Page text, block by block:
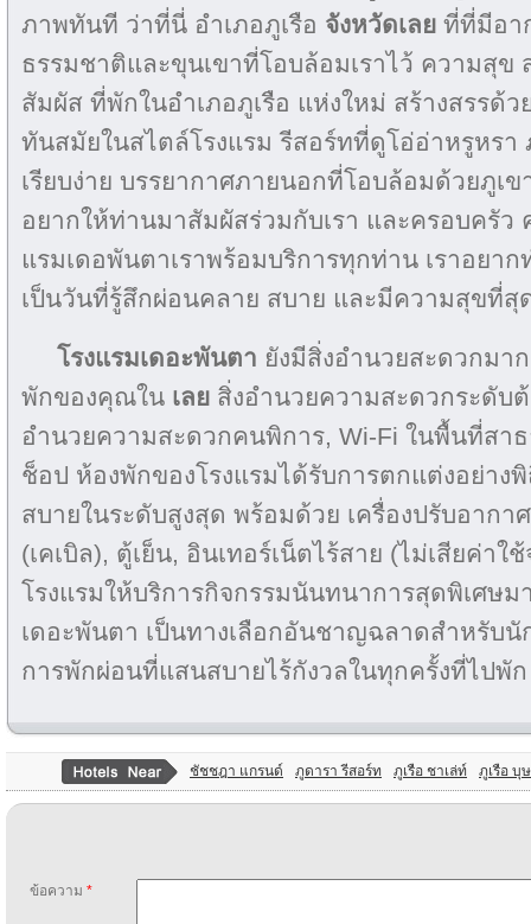
ภาพทันที ว่าที่นี่ อำเภอภูเรือ จังหวัดเลย ที่ที่มีอา
ธรรมชาติและขุนเขาที่โอบล้อมเราไว้ ความสุข
สัมผัส ที่พักในอำเภอภูเรือ แห่งใหม่ สร้างสรรด้
ทันสมัยในสไตล์โรงแรม รีสอร์ทที่ดูโอ่อ่าหรูหร
เรียบง่าย บรรยากาศภายนอกที่โอบล้อมด้วยภูเ
อยากให้ท่านมาสัมผัสร่วมกับเรา และครอบครัว
แรมเดอพันตาเราพร้อมบริการทุกท่าน เราอยา
เป็นวันที่รู้สึกผ่อนคลาย สบาย และมีความสุขที่สุ
โรงแรมเดอะพันตา ยังมีสิ่งอำนวยสะดวกมา
พักของคุณใน เลย สิ่งอำนวยความสะดวกระดับ
อำนวยความสะดวกคนพิการ, Wi-Fi ในพื้นที่ส
ช็อป ห้องพักของโรงแรมได้รับการตกแต่งอย่าง
สบายในระดับสูงสุด พร้อมด้วย เครื่องปรับอาก
(เคเบิล), ตู้เย็น, อินเทอร์เน็ตไร้สาย (ไม่เสียค่า
โรงแรมให้บริการกิจกรรมนันทนาการสุดพิเศษม
เดอะพันตา เป็นทางเลือกอันชาญฉลาดสำหรับนั
การพักผ่อนที่แสนสบายไร้กังวลในทุกครั้งที่ไปพัก
ชัชชฎา แกรนด์ ภูดารา รีสอร์ท ภูเรือ ชาเล่ท์ ภูเรือ บุ
ข้อความ *